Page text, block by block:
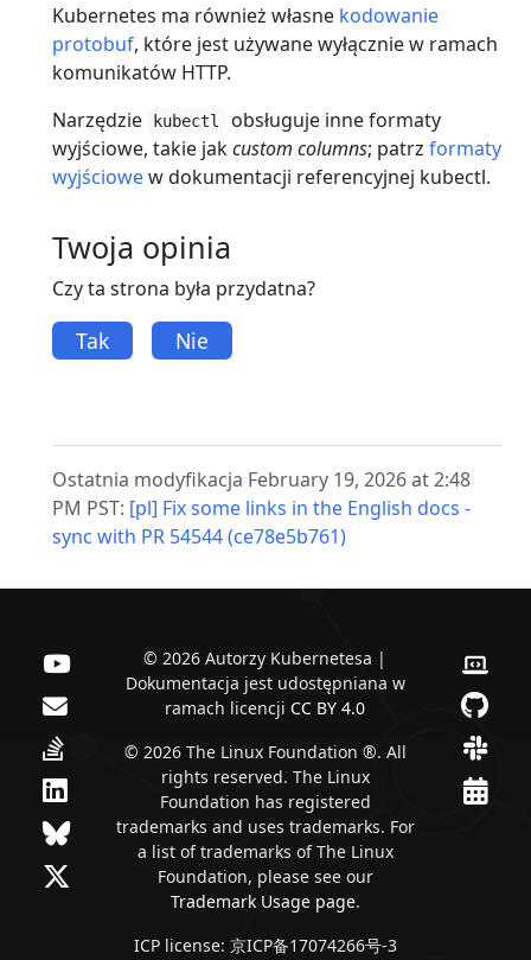
Kubernetes ma również własne kodowanie
protobuf, które jest używane wyłącznie w ramach
komunikatów HTTP.
Narzędzie
kubectl
obsługuje inne formaty
wyjściowe, takie jakcustom columns; patrz formaty
wyjściowew dokumentacji referencyjnej kubectl.
Twoja opinia
Czy ta strona była przydatna?
Tak Nie
Ostatnia modyfikacja February 19, 2026 at 2:48
PM PST: [pl] Fix some links in the English docs -
sync with PR 54544 (ce78e5b761)
© 2026 Autorzy Kubernetesa |
Dokumentacja jest udostępniana w
ramach licencji CC BY 4.0
© 2026 The Linux Foundation ®. All
rights reserved. The Linux
Foundation has registered
trademarks and uses trademarks. For
a list of trademarks of The Linux
Foundation, please see our
Trademark Usage page.
ICP license: 京ICP备17074266号-3